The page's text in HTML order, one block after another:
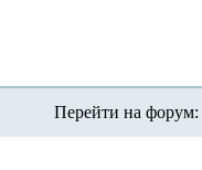
Перейти на форум: